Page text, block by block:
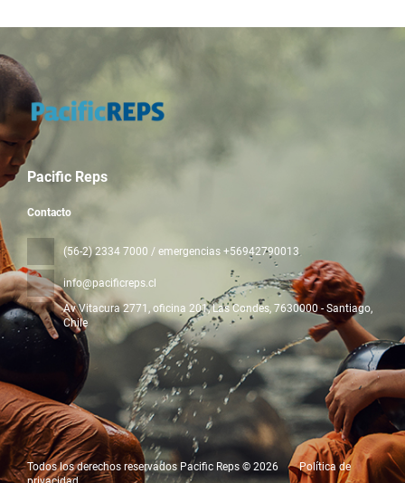
Pacific Reps
Contacto
(56-2) 2334 7000 / emergencias +56942790013
info@pacificreps.cl
Av Vitacura 2771, oficina 201, Las Condes, 7630000 - Santiago,
Chile
Todos los derechos reservados Pacific Reps © 2026
Política de